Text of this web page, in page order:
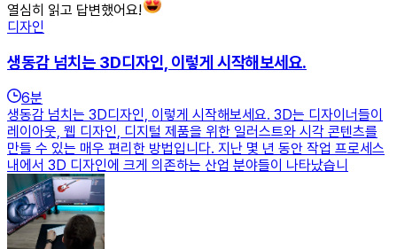
열심히 읽고 답변했어요!
디자인
생동감 넘치는 3D디자인, 이렇게 시작해보세요.
6분
생동감 넘치는 3D디자인, 이렇게 시작해보세요. 3D는 디자이너들이
레이아웃, 웹 디자인, 디지털 제품을 위한 일러스트와 시각 콘텐츠를
만들 수 있는 매우 편리한 방법입니다. 지난 몇 년 동안 작업 프로세스
내에서 3D 디자인에 크게 의존하는 산업 분야들이 나타났습니